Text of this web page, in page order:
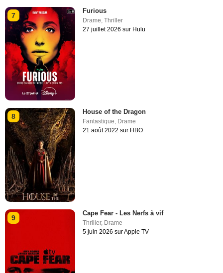
7
Furious
Drame,Thriller
27 juillet 2026 sur Hulu
8
House of the Dragon
Fantastique, Drame
21 août 2022 sur HBO
9
Cape Fear - Les Nerfs à vif
Thriller, Drame
5 juin 2026 sur Apple TV